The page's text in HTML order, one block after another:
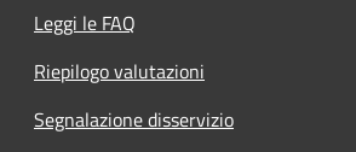
Leggi le FAQ
Riepilogo valutazioni
Segnalazione disservizio